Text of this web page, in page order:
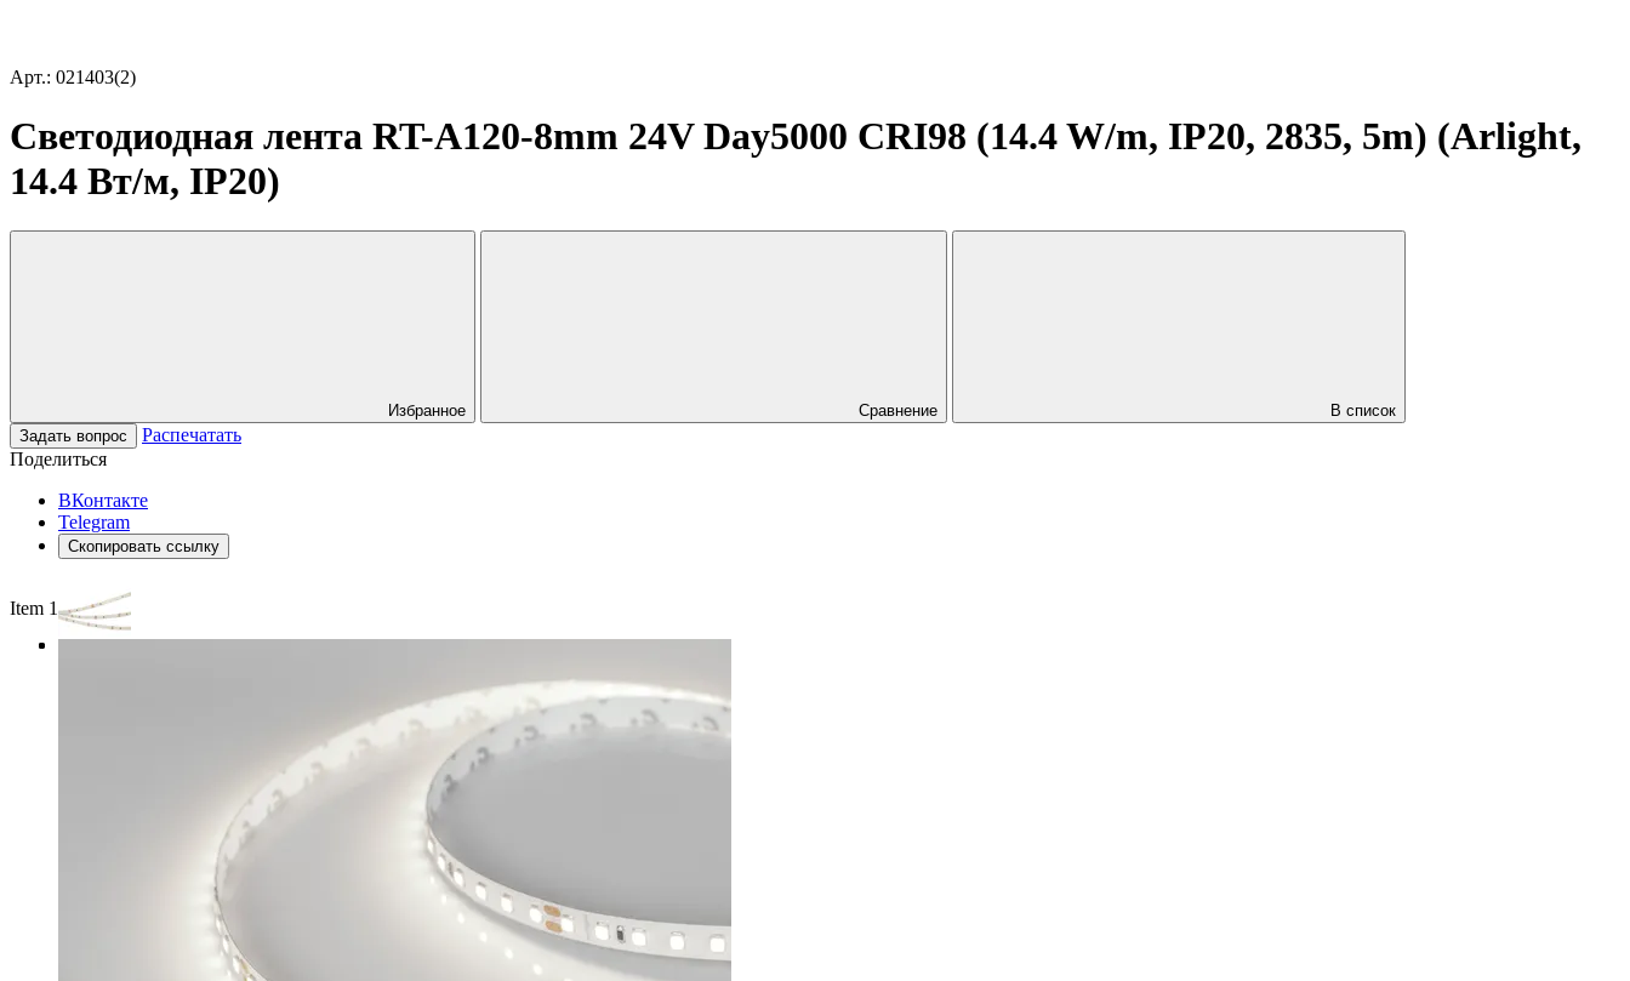
Арт.: 021403(2)
Светодиодная лента RT-A120-8mm 24V Day5000 CRI98 (14.4 W/m, IP20, 2835, 5m) (Arlight,
14.4 Вт/м, IP20)
Избранное Сравнение
В список
Задать вопрос
Распечатать
Поделиться
ВКонтакте
Telegram
Скопировать ссылку
Item 1 of 3